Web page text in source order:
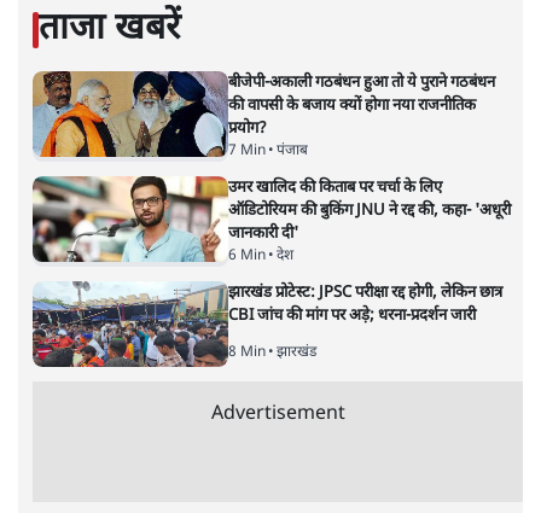
शीतल पी. सिंह की और स्टोरी पढ़ें
नोबेल कमेटी का 'प्रायश्चित' शांति के
'सहस्राब्दी पुरस्कार' से संभव!
विचार| ओंकारेश्वर पांडेय| 3 FEB, 2026